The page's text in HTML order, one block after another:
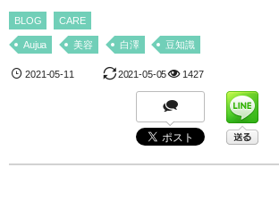
BLOG CARE
Aujua 美容 白澤 豆知識
2021-05-11 2021-05-05 1427